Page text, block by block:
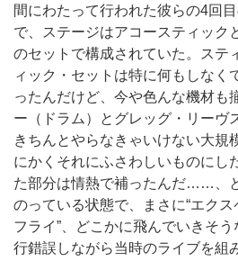
間にわたって行われた彼らの4回
で、ステージはアコースティック
のセットで構成されていた。ステ
ィック・セットは特に何もしなく
ったんだけど、今や色んな機材も
ー（ドラム）とグレッグ・リーヴ
きちんとやらなきゃいけない大規
にかくそれにふさわしいものにし
た部分は情熱で補ったんだ……、
のっている状態で、まさに“エクス
フライ”、どこかに飛んでいきそ
行錯誤しながら当時のライブを組